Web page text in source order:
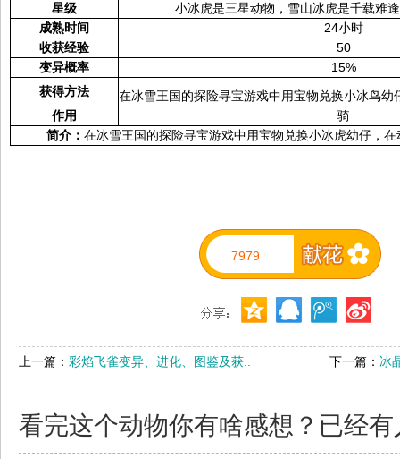
星级
小冰虎是三星动物，雪山冰虎是千载难
成熟时间
24小时
收获经验
50
变异概率
15%
获得方法
在冰雪王国的探险寻宝游戏中用宝物兑换小冰鸟
作用
骑
简介： 在冰雪王国的探险寻宝游戏中用宝物兑换小冰虎幼仔，
7979
上一篇： 彩焰飞雀变异、进化、图鉴及获.. 下一篇： 冰
看完这个动物你有啥感想？已经有